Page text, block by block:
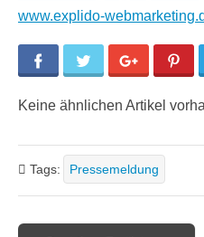
www.explido-
Facebook Twitter Google+
Keine ähnlichen Artikel
Tags: Pressemeldung